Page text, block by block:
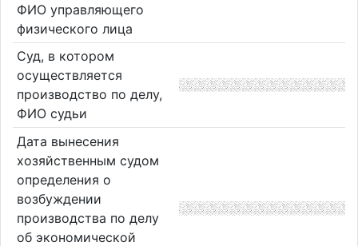
ФИО управляющего
физического лица
Суд, в котором
осуществляется
производство по делу,
ФИО судьи
Дата вынесения
хозяйственным судом
определения о
возбуждении
производства по делу
об экономической